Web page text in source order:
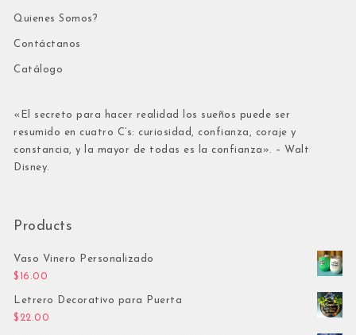
Quienes Somos?
Contáctanos
Catálogo
«El secreto para hacer realidad los sueños puede ser
resumido en cuatro C’s: curiosidad, confianza, coraje y
constancia, y la mayor de todas es la confianza». – Walt
Disney.
Products
Vaso Vinero Personalizado
$ 16.00
Letrero Decorativo para Puerta
$ 22.00